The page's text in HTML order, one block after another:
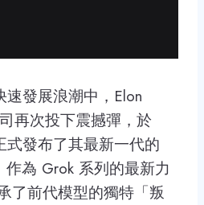
發展浪潮中，Elon
再次投下震撼彈，於
發布了其最新一代的
為 Grok 系列的最新力
了前代模型的獨特「叛